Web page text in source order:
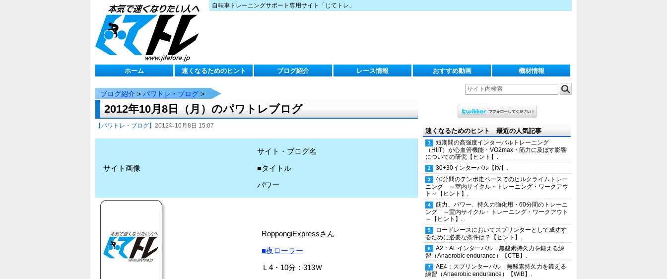
自転車トレーニングサポート専用サイト「じてトレ」
ホーム 速くなるためのヒント ブログ紹介 レース情報 おすすめ動画 機材情報
ブログ紹介 > パワトレ・ブログ>
2012年10月8日（月）のパワトレブログ
【パワトレ・ブログ】 2012年10月8日 15:07
サイト画像
サイト・ブログ名
■タイトル
パワー
RoppongiExpressさん
■夜ローラー
Ｌ4・10分：313Ｗ
速くなるためのヒント 最近の人気記事
短期間の高強度インターバルトレーニング
（HIIT）が心血管機能・VO2max・筋力に及ぼす影響
についての研究【ヒント】.
30+30インターバル【itv】.
40分間のテンポ走ペースでのヒルクライムトレー
ニング ～室内サイクル・トレーニング・ワークアウ
ト～【ヒント】.
筋力、パワー、持久力強化用・60分間のトレーニ
ング ～室内サイクル・トレーニング・ワークアウト
～【ヒント】.
ロードレースにおいてスプリンターとして成功す
るために必要な条件は？【ヒント】.
A2：AEインターバル 無酸素持久力を鍛える練
習（Anaerobic endurance）【CTB】.
AE4：スプリンターバル 無酸素持久力を鍛える
練習（Anaerobic endurance）【WIB】.